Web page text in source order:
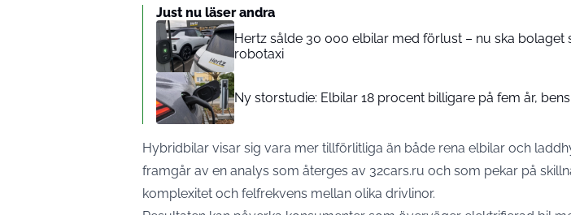
Just nu läser andra
Hertz sålde 30 000 elbilar med förlust – nu ska bolaget
robotaxi
Ny storstudie: Elbilar 18 procent billigare på fem år,
Hybridbilar visar sig vara mer tillförlitliga än både rena elbilar och
framgår av en analys som återges av 32cars.ru och som pekar på
komplexitet och felfrekvens mellan olika drivlinor.